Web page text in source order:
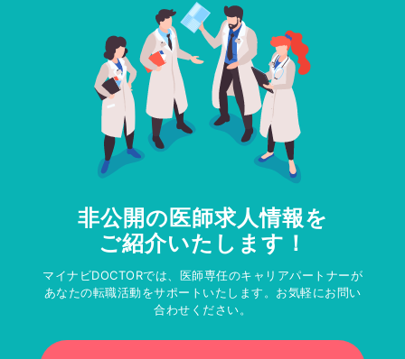
非公開の医師求人情報を
ご紹介いたします！
マイナビDOCTORでは、医師専任のキャリアパートナーが
あなたの転職活動をサポートいたします。お気軽にお問い
合わせください。